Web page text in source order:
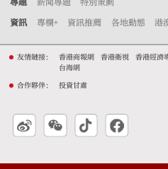
資訊 專欄+ 資訊推薦 各地動態 港
友情鏈接： 香港商報網 香港衛視 香港經濟
台海網
合作夥伴： 投資甘肅